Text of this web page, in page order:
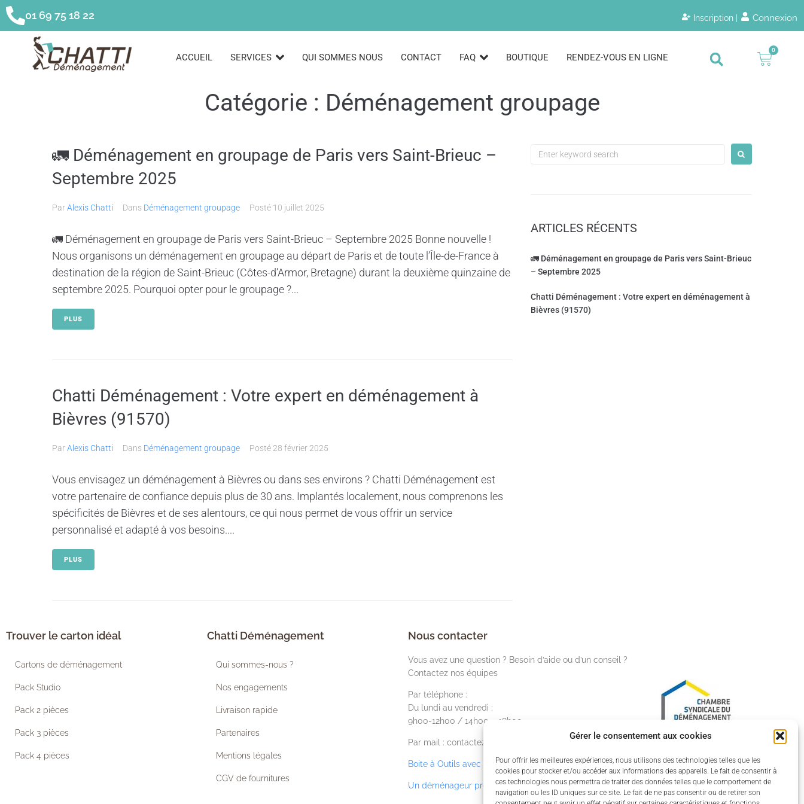
Gérer le consentement aux cookies
Pour offrir les meilleures expériences, nous utilisons des technologies telles que les
cookies pour stocker et/ou accéder aux informations des appareils. Le fait de consentir à
ces technologies nous permettra de traiter des données telles que le comportement de
navigation ou les ID uniques sur ce site. Le fait de ne pas consentir ou de retirer son
01 69 75 18 22 Inscription | Connexion
ACCUEIL SERVICES QUI SOMMES NOUS CONTACT FAQ BOUTIQUE RENDEZ-VOUS EN LIGNE
0
Catégorie : Déménagement groupage
🚛 Déménagement en groupage de Paris vers Saint-Brieuc –
Septembre 2025
ParAlexis Chatti Dans Déménagement groupage Posté 10 juillet 2025
🚛 Déménagement en groupage de Paris vers Saint-Brieuc – Septembre 2025 Bonne nouvelle !
Nous organisons un déménagement en groupage au départ de Paris et de toute l’Île-de-France à
destination de la région de Saint-Brieuc (Côtes-d’Armor, Bretagne) durant la deuxième quinzaine de
septembre 2025. Pourquoi opter pour le groupage ?...
PLUS
Chatti Déménagement : Votre expert en déménagement à
Bièvres (91570)
ParAlexis Chatti Dans Déménagement groupage Posté 28 février 2025
Vous envisagez un déménagement à Bièvres ou dans ses environs ? Chatti Déménagement est
votre partenaire de confiance depuis plus de 30 ans. Implantés localement, nous comprenons les
spécificités de Bièvres et de ses alentours, ce qui nous permet de vous offrir un service
personnalisé et adapté à vos besoins....
PLUS
ARTICLES RÉCENTS
🚛 Déménagement en groupage de Paris vers Saint-Brieuc
– Septembre 2025
Chatti Déménagement : Votre expert en déménagement à
Bièvres (91570)
Trouver le carton idéal
Cartons de déménagement
Pack Studio
Pack 2 pièces
Pack 3 pièces
Pack 4 pièces
Chatti Déménagement
Qui sommes-nous ?
Nos engagements
Livraison rapide
Partenaires
Mentions légales
CGV de fournitures
Nous contacter
Vous avez une question ? Besoin d’aide ou d’un conseil ?
Contactez nos équipes
Par téléphone :
Du lundi au vendredi :
9h00-12h00 / 14h00 – 18h00
Par mail : contactez nos équipes
Boite à Outils avec liens utiles
Un déménageur proche de chez vous